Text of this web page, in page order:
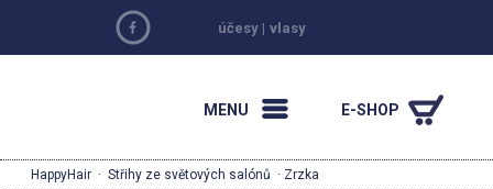
účesy | vlasy
MENU E-SHOP
HappyHair · Střihy ze světových salónů · Zrzka